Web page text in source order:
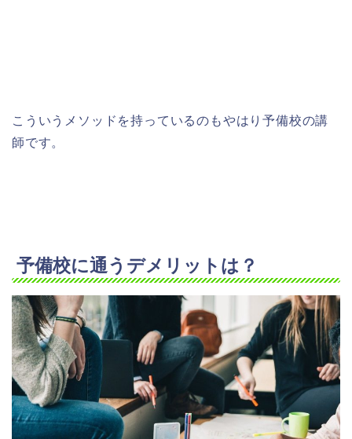
こういうメソッドを持っているのもやはり予備校の講
師です。
予備校に通うデメリットは？